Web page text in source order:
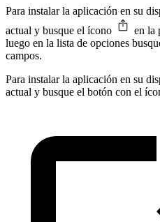
Para instalar la aplicación en su
actual y busque el ícono
en la
luego en la lista de opciones
campos.
Para instalar la aplicación en su
actual y busque el botón con el